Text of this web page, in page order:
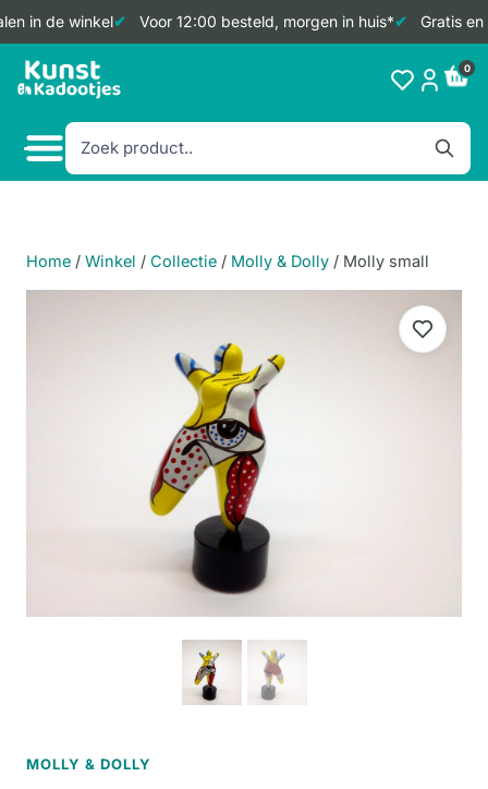
in de winkel Voor 12:00 besteld, morgen in huis* Gratis en
Doorgaan
naar
0
Home / Winkel / Collectie / Molly & Dolly / Molly small
MOLLY & DOLLY